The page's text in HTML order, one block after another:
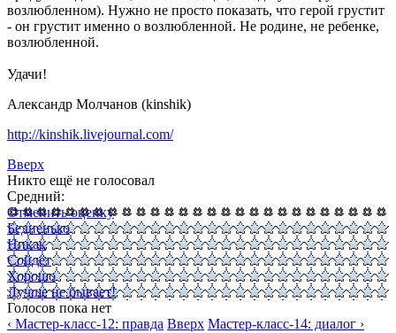
возлюбленном). Нужно не просто показать, что герой грустит
- он грустит именно о возлюбленной. Не родине, не ребенке,
возлюбленной.
Удачи!
Александр Молчанов (kinshik)
http://kinshik.livejournal.com/
Вверх
Никто ещё не голосовал
Средний:
Отменить оценку
Бедненько
Никак
Сойдёт
Хорошо
Лучше не бывает!
Голосов пока нет
‹ Мастер-класс-12: правда Вверх Мастер-класс-14: диалог ›